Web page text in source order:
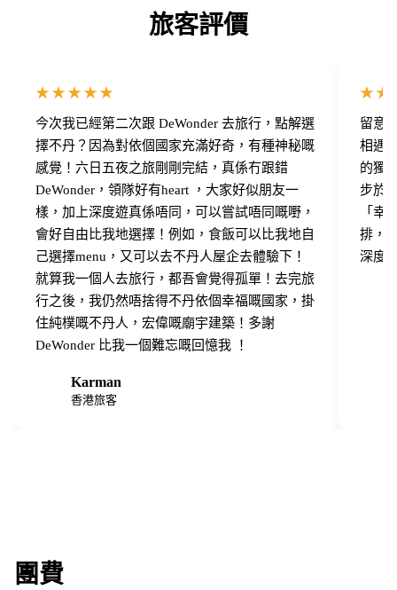
旅客評價
★★★★★
今次我已經第二次跟 DeWonder 去旅行，點解選
擇不丹？因為對依個國家充滿好奇，有種神秘嘅
感覺！六日五夜之旅剛剛完結，真係冇跟錯
DeWonder，領隊好有heart ，大家好似朋友一
樣，加上深度遊真係唔同，可以嘗試唔同嘅嘢，
會好自由比我地選擇！例如，食飯可以比我地自
己選擇menu，又可以去不丹人屋企去體驗下！
就算我一個人去旅行，都吾會覺得孤單！去完旅
行之後，我仍然唔捨得不丹依個幸福嘅國家，掛
住純樸嘅不丹人，宏偉嘅廟宇建築！多謝
DeWonder 比我一個難忘嘅回憶我 ！
Karman
香港旅客
留意
相遇
的獨
步於
「幸
排，
深度
團費